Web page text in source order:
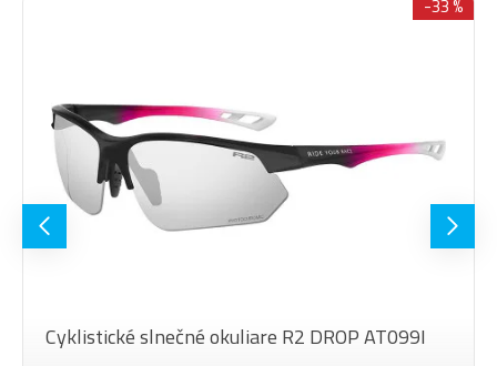
-33 %
Cyklistické slnečné okuliare R2 DROP AT099I